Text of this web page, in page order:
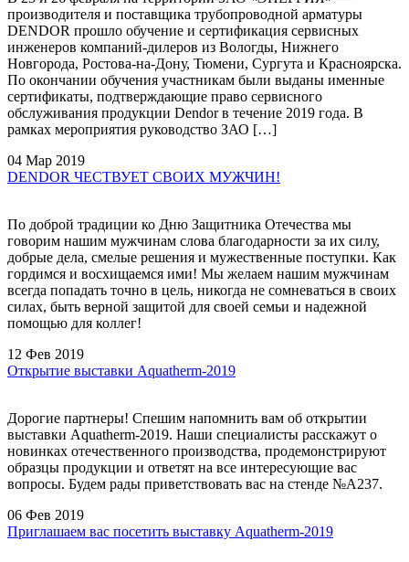
производителя и поставщика трубопроводной арматуры
DENDOR прошло обучение и сертификация сервисных
инженеров компаний-дилеров из Вологды, Нижнего
Новгорода, Ростова-на-Дону, Тюмени, Сургута и Красноярска.
По окончании обучения участникам были выданы именные
сертификаты, подтверждающие право сервисного
обслуживания продукции Dendor в течение 2019 года. В
рамках мероприятия руководство ЗАО […]
04 Мар 2019
DENDOR ЧЕСТВУЕТ СВОИХ МУЖЧИН!
По доброй традиции ко Дню Защитника Отечества мы
говорим нашим мужчинам слова благодарности за их силу,
добрые дела, смелые решения и мужественные поступки. Как
гордимся и восхищаемся ими! Мы желаем нашим мужчинам
всегда попадать точно в цель, никогда не сомневаться в своих
силах, быть верной защитой для своей семьи и надежной
помощью для коллег!
12 Фев 2019
Открытие выставки Aquatherm-2019
Дорогие партнеры! Спешим напомнить вам об открытии
выставки Aquatherm-2019. Наши специалисты расскажут о
новинках отечественного производства, продемонстрируют
образцы продукции и ответят на все интересующие вас
вопросы. Будем рады приветствовать вас на стенде №А237.
06 Фев 2019
Приглашаем вас посетить выставку Aquatherm-2019